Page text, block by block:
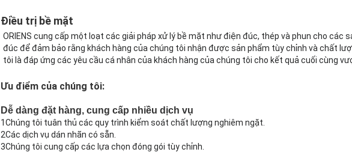
Điều trị bề mặt
ORIENS cung cấp một loạt các giải pháp xử lý bề mặt như điện đúc, thép và phun cho các
đúc để đảm bảo rằng khách hàng của chúng tôi nhận được sản phẩm tùy chỉnh và chất
tôi là đáp ứng các yêu cầu cá nhân của khách hàng của chúng tôi cho kết quả cuối cùng
Ưu điểm của chúng tôi:
Dễ dàng đặt hàng, cung cấp nhiều dịch vụ
1Chúng tôi tuân thủ các quy trình kiểm soát chất lượng nghiêm ngặt.
2Các dịch vụ dán nhãn có sẵn.
3Chúng tôi cung cấp các lựa chọn đóng gói tùy chỉnh.